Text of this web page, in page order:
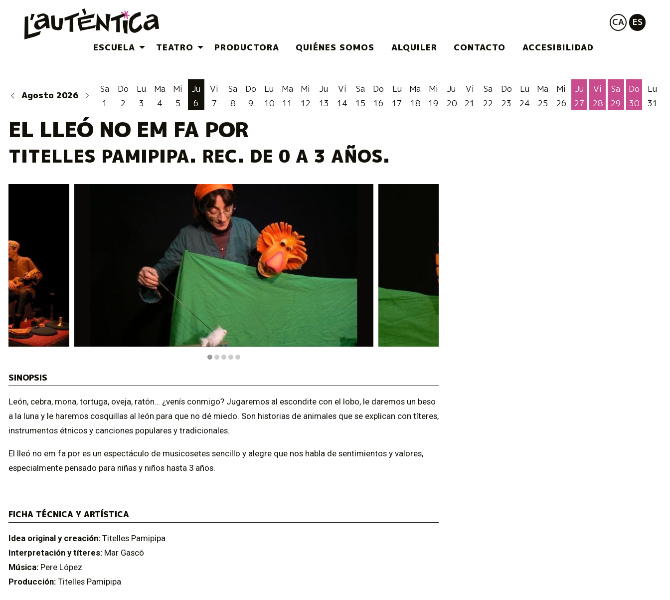
CA ES
ESCUELA TEATRO PRODUCTORA QUIÉNES SOMOS ALQUILER CONTACTO ACCESIBILIDAD
Agosto 2026
Sa
1
Do
2
Lu
3
Ma
4
Mi
5
Ju
6
Vi
7
Sa
8
Do
9
Lu
10
Ma
11
Mi
12
Ju
13
Vi
14
Sa
15
Do
16
Lu
17
Ma
18
Mi
19
Ju
20
Vi
21
Sa
22
Do
23
Lu
24
Ma
25
Mi
26
Ju
27
Vi
28
Sa
29
Do
30
Lu
31
EL LLEÓ NO EM FA POR
TITELLES PAMIPIPA. REC. DE 0 A 3 AÑOS.
SINOPSIS
León, cebra, mona, tortuga, oveja, ratón… ¿venís conmigo? Jugaremos al escondite con el lobo, le daremos un beso
a la luna y le haremos cosquillas al león para que no dé miedo. Son historias de animales que se explican con títeres,
instrumentos étnicos y canciones populares y tradicionales.
El lleó no em fa por es un espectáculo de musicosetes sencillo y alegre que nos habla de sentimientos y valores,
especialmente pensado para niñas y niños hasta 3 años.
FICHA TÉCNICA Y ARTÍSTICA
Idea original y creación: Titelles Pamipipa
Interpretación y títeres: Mar Gascó
Música: Pere López
Producción: Titelles Pamipipa